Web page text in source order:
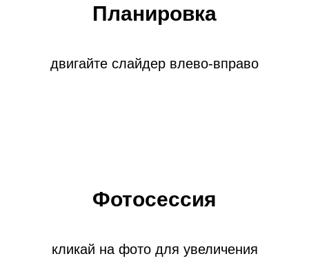
Планировка
двигайте слайдер влево-вправо
Фотосессия
кликай на фото для увеличения